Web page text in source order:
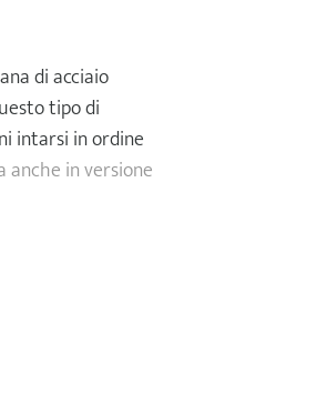
di acciaio
tipo di
intarsi in ordine
in versione